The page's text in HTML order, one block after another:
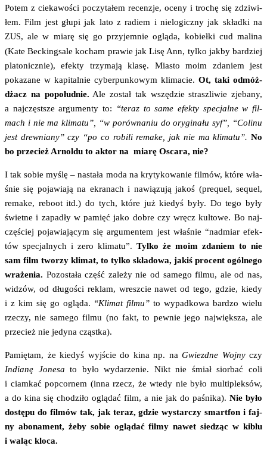
Potem z cie­ka­wo­ści poczy­ta­łem recen­zje, oce­ny i tro­chę się zdzi­wi­
łem. Film jest głu­pi jak lato z radiem i nie­lo­gicz­ny jak skład­ki na
ZUS, ale w mia­rę się go przy­jem­nie oglą­da, kobieł­ki cud mali­na
(Kate Bec­king­sa­le kocham pra­wie jak Lisę Ann, tyl­ko jak­by bar­dziej
pla­to­nicz­nie), efek­ty trzy­ma­ją kla­sę. Mia­sto moim zda­niem jest
poka­za­ne w kapi­tal­nie cyber­pun­ko­wym kli­ma­cie. Ot, taki odmóż­
dżacz na popo­łu­dnie. Ale został tak wszę­dzie strasz­li­wie zje­ba­ny,
a naj­częst­sze argu­men­ty to:
“teraz to same efek­ty spe­cjal­ne w fil­
mach i nie ma kli­ma­tu”, “w porów­na­niu do ory­gi­na­łu syf”, “Coli­nu
jest drew­nia­ny”czy “po co robi­li rema­ke, jak nie ma kli­ma­tu”.No
bo prze­cież Arnol­du to aktor na mia­rę Osca­ra, nie?
I tak sobie myślę – nasta­ła moda na kry­ty­ko­wa­nie fil­mów, któ­re wła­
śnie się poja­wia­ją na ekra­nach i nawią­zu­ją jakoś (pre­qu­el, sequ­el,
rema­ke, rebo­ot itd.) do tych, któ­re już kie­dyś były. Do tego były
świet­ne i zapa­dły w pamięć jako dobre czy wręcz kul­to­we. Bo naj­
czę­ściej poja­wia­ją­cym się argu­men­tem jest wła­śnie “nad­miar efek­
tów spe­cjal­nych i zero kli­ma­tu”. Tyl­ko że moim zda­niem to nie
sam film two­rzy kli­mat, to tyl­ko skła­do­wa, jakiś pro­cent ogól­ne­go
wra­że­nia. Pozo­sta­ła część zale­ży nie od same­go fil­mu, ale od nas,
widzów, od dłu­go­ści reklam, wresz­cie nawet od tego, gdzie, kie­dy
i z kim się go oglą­da. “Kli­mat fil­mu” to wypad­ko­wa bar­dzo wie­lu
rze­czy, nie same­go fil­mu (no fakt, to pew­nie jego naj­więk­sza, ale
prze­cież nie jedy­na cząstka).
Pamię­tam, że kie­dyś wyj­ście do kina np. na Gwiezd­ne Woj­nyczy
India­nę Jone­sa to było wyda­rze­nie. Nikt nie śmiał sior­bać coli
i ciam­kać popcor­nem (inna rzecz, że wte­dy nie było mul­ti­plek­sów,
a do kina się cho­dzi­ło oglą­dać film, a nie jak do paśni­ka). Nie było
dostę­pu do fil­mów tak, jak teraz, gdzie wystar­czy smart­fon i faj­
ny abo­na­ment, żeby sobie oglą­dać fil­my nawet sie­dząc w kiblu
i waląc kloca.